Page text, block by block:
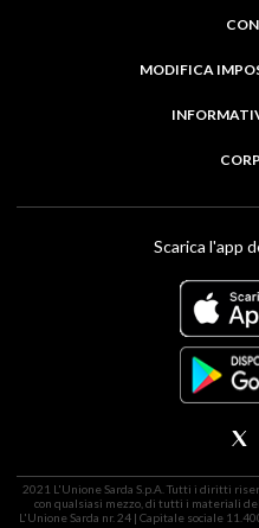
MODIFICA
Scarica l'app
2021 L'Unione Sarda S.p.A. Tutti i diritti
con qualsiasi mezzo, di tutti i materiali
L'Unione Sarda nr. 24 | Capitale sociale